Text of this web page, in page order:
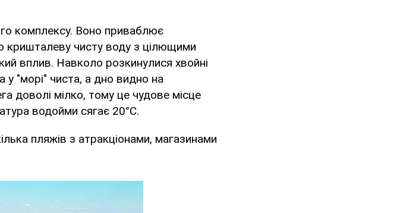
комплексу. Воно приваблює
кришталеву чисту воду з цілющими
вплив. Навколо розкинулися хвойні
у "морі" чиста, а дно видно на
доволі мілко, тому це чудове місце
водойми сягає 20°C.
пляжів з атракціонами, магазинами